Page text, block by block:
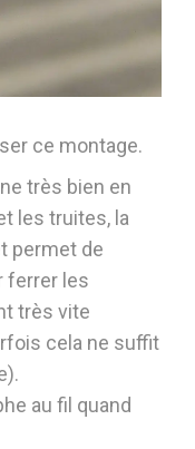
ce montage.
très bien en
les truites, la
permet de
ferrer les
très vite
cela ne suffit
au fil quand